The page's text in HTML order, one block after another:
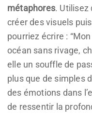
métaphores. Utilisez
créer des visuels
pourriez écrire :
océan sans rivage,
elle un souffle de
plus que de simples
des émotions dans
de ressentir la